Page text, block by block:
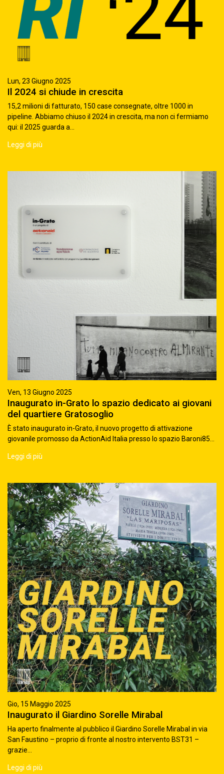
Lun, 23 Giugno 2025
Il 2024 si chiude in crescita
15,2 milioni di fatturato, 150 case consegnate, oltre 1000 in
pipeline. Abbiamo chiuso il 2024 in crescita, ma non ci fermiamo
qui: il 2025 guarda a...
Leggi di più
Ven, 13 Giugno 2025
Inaugurato in-Grato lo spazio dedicato ai giovani
del quartiere Gratosoglio
È stato inaugurato in-Grato, il nuovo progetto di attivazione
giovanile promosso da ActionAid Italia presso lo spazio Baroni85...
Leggi di più
Gio, 15 Maggio 2025
Inaugurato il Giardino Sorelle Mirabal
Ha aperto finalmente al pubblico il Giardino Sorelle Mirabal in via
San Faustino – proprio di fronte al nostro intervento BST31 –
grazie...
Leggi di più